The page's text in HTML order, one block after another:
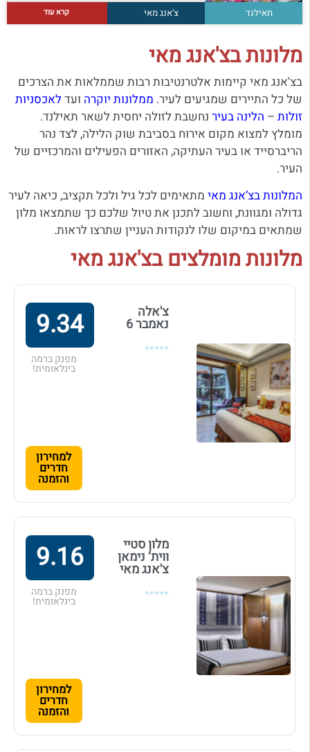
תאילנד צ'אנג מאי קרא עוד
מלונות בצ'אנג מאי
בצ'אנג מאי קיימות אלטרנטיבות רבות שממלאות את הצרכים
של כל התיירים שמגיעים לעיר. ממלונות יוקרה ועדלאכסניות
זולות – הלינה בעיר נחשבת לזולה יחסית לשאר תאילנד.
מומלץ למצוא מקום אירוח בסביבת שוק הלילה, לצד נהר
הריברסייד או בעיר העתיקה, האזורים הפעילים והמרכזיים של
העיר.
המלונות בצ’אנג מאי מתאימים לכל גיל ולכל תקציב, כיאה לעיר
גדולה ומגוונת, וחשוב לתכנן את טיול שלכם כך שתמצאו מלון
שמתאים במיקום שלו לנקודות העניין שתרצו לראות.
מלונות מומלצים בצ'אנג מאי
צ'אלה
נאמבר 6
⭐⭐⭐⭐⭐
9.34
מפנק ברמה
בינלאומית!
למחירון
חדרים
והזמנה
מלון סטיי
ווית‘ נימאן
צ'אנג מאי
⭐⭐⭐⭐⭐
9.16
מפנק ברמה
בינלאומית!
למחירון
חדרים
והזמנה